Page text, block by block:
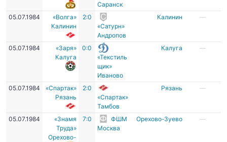
Саранск
05.07.1984
«Волга»
Калинин
2:0
«Сатурн»
Андропов
Калинин —
05.07.1984
«Заря»
Калуга
0:0
«Текстиль
щик»
Иваново
Калуга —
05.07.1984
«Спартак»
Рязань
2:0
«Спартак»
Тамбов
Рязань —
05.07.1984
«Знамя
Труда»
Орехово-
7:0
ФШМ
Москва
Орехово-Зуево —